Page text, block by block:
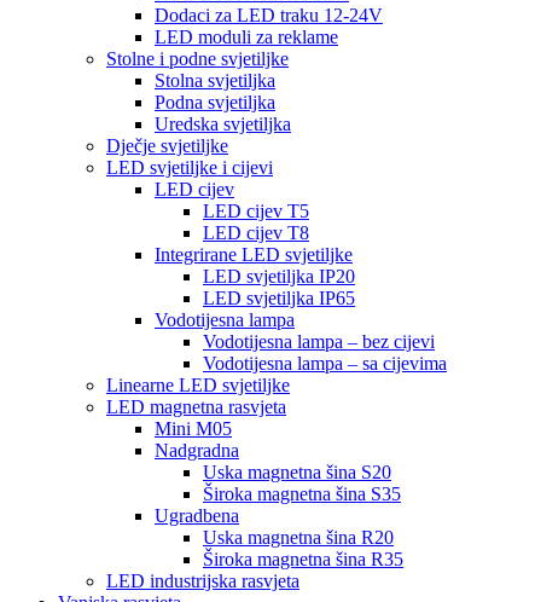
Dodaci za LED traku 12-24V
LED moduli za reklame
Stolne i podne svjetiljke
Stolna svjetiljka
Podna svjetiljka
Uredska svjetiljka
Dječje svjetiljke
LED svjetiljke i cijevi
LED cijev
LED cijev T5
LED cijev T8
Integrirane LED svjetiljke
LED svjetiljka IP20
LED svjetiljka IP65
Vodotijesna lampa
Vodotijesna lampa – bez cijevi
Vodotijesna lampa – sa cijevima
Linearne LED svjetiljke
LED magnetna rasvjeta
Mini M05
Nadgradna
Uska magnetna šina S20
Široka magnetna šina S35
Ugradbena
Uska magnetna šina R20
Široka magnetna šina R35
LED industrijska rasvjeta